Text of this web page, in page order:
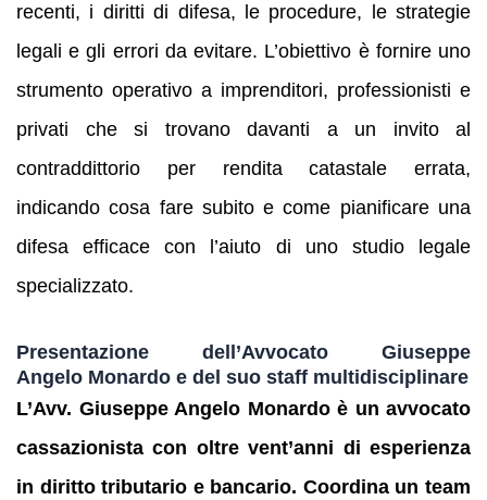
recenti, i diritti di difesa, le procedure, le strategie
legali e gli errori da evitare. L’obiettivo è fornire uno
strumento operativo a imprenditori, professionisti e
privati che si trovano davanti a un invito al
contraddittorio per rendita catastale errata,
indicando cosa fare subito e come pianificare una
difesa efficace con l’aiuto di uno studio legale
specializzato.
Presentazione dell’Avvocato Giuseppe
Angelo Monardo e del suo staff multidisciplinare
L’Avv. Giuseppe Angelo Monardo è un avvocato
cassazionista con oltre vent’anni di esperienza
in diritto tributario e bancario. Coordina un team